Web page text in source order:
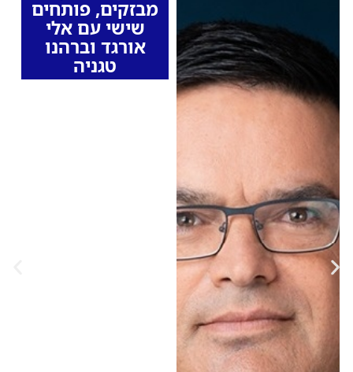
מבזקים, פותחים
שישי עם אלי
אורגד וברהנו
טגניה